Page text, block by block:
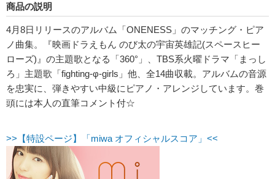
商品の説明
4月8日リリースのアルバム「ONENESS」のマッチング・ピア
ノ曲集。『映画ドラえもん のび太の宇宙英雄記(スペースヒー
ローズ)』の主題歌となる「360°」、TBS系火曜ドラマ「まっし
ろ」主題歌「fighting-φ-girls」他、全14曲収載。アルバムの音源
を忠実に、弾きやすい中級にピアノ・アレンジしています。巻
頭には本人の直筆コメント付☆
>>【特設ページ】「miwa オフィシャルスコア」<<